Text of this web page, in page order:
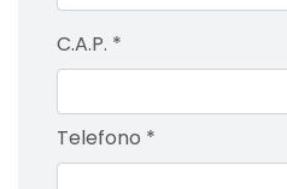
C.A.P. *
Telefono *